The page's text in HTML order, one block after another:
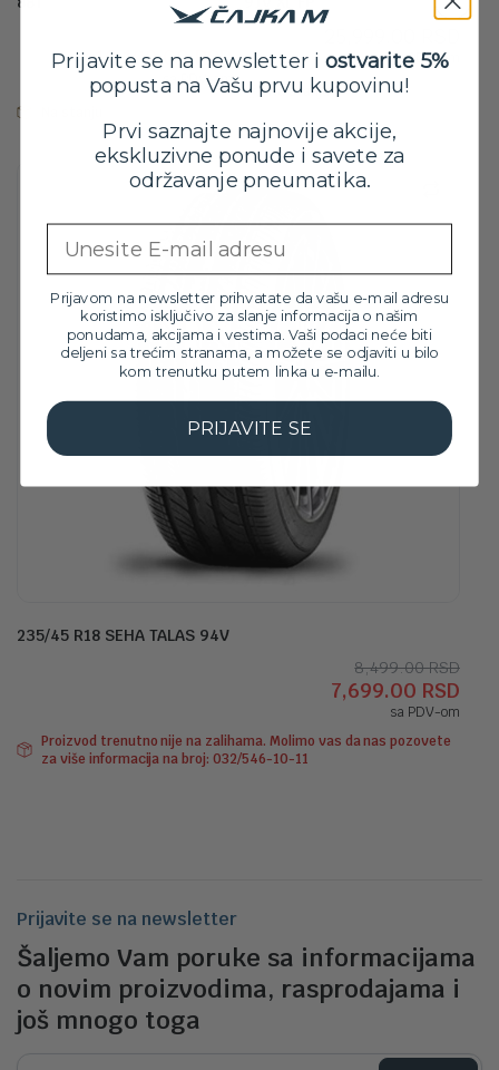
cena
je
11,599.00 RSD.
10,199.00 RSDcena
je:
sa PDV-om
sa PDV-om
Na stanju
235/45 R18 SEHA TALAS 94V
8,499.00RSD
je
7,699.00 RSD
je:
sa PDV-om
Proizvod trenutno nije na zalihama. Molimo vas da nas pozovete
za više informacija na broj: 032/546-10-11
Prijavite se na newsletter
Šaljemo Vam poruke sa informacijama
o novim proizvodima, rasprodajama i
još mnogo toga
Prijavite se na newsletter i ostvarite 5%
popusta na Vašu prvu kupovinu!
Prvi saznajte najnovije akcije,
ekskluzivne ponude i savete za
održavanje pneumatika.
Prijavom na newsletter prihvatate da vašu e-mail adresu
koristimo isključivo za slanje informacija o našim
ponudama, akcijama i vestima. Vaši podaci neće biti
deljeni sa trećim stranama, a možete se odjaviti u bilo
kom trenutku putem linka u e-mailu.
PRIJAVITE SE